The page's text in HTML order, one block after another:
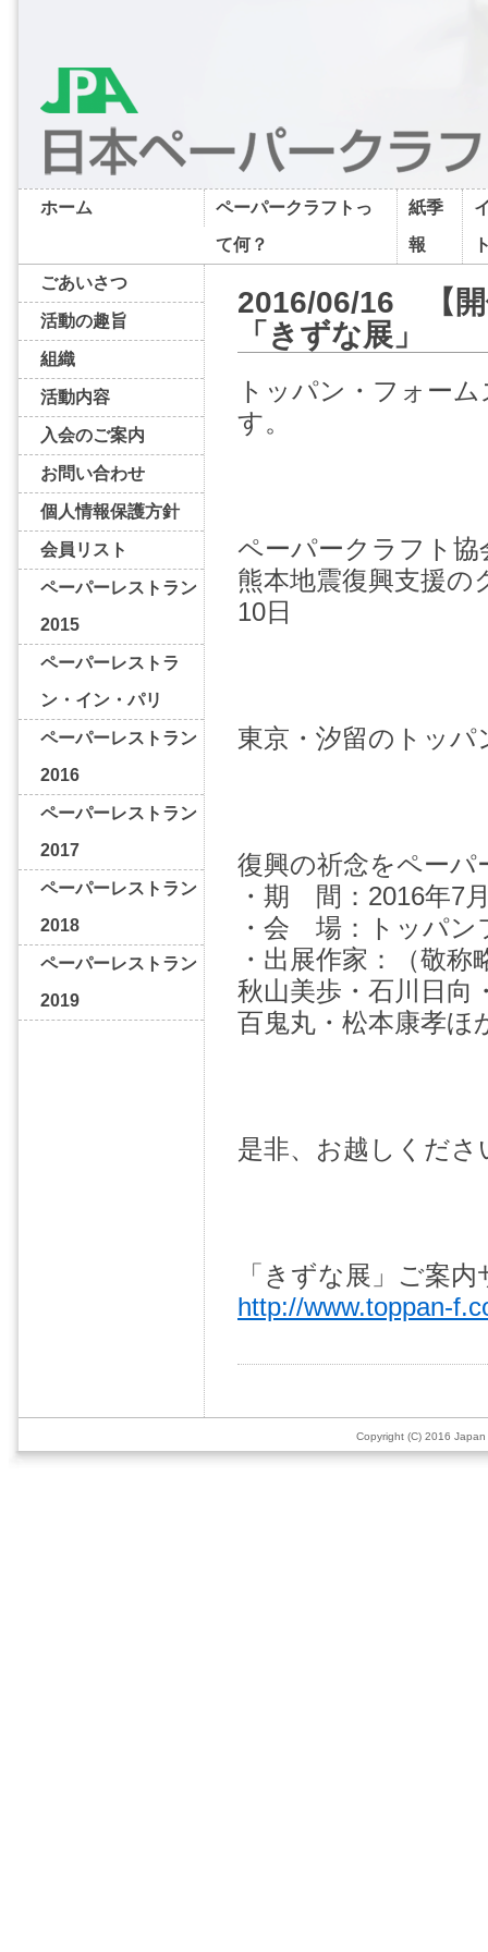
ホーム
ペーパークラフトっ
て何？
紙季
報
ごあいさつ
活動の趣旨
組織
活動内容
入会のご案内
お問い合わせ
個人情報保護方針
会員リスト
ペーパーレストラン
2015
ペーパーレストラ
ン・イン・パリ
ペーパーレストラン
2016
ペーパーレストラン
2017
ペーパーレストラン
2018
ペーパーレストラン
2019
2016/06/16 【開
「きずな展」
トッパン・フォー
す。
ペーパークラフト
熊本地震復興支援
10日
東京・汐留のトッ
復興の祈念をペー
・期 間：2016年7
・会 場：トッパン
・出展作家：（敬称
秋山美歩・石川日向
百鬼丸・松本康孝ほ
是非、お越しくださ
「きずな展」ご案
http://www.toppan-
Copyright (C) 2016